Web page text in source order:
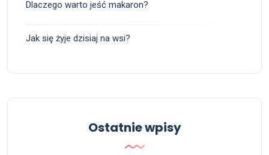
Dlaczego warto jeść makaron?
Jak się żyje dzisiaj na wsi?
Ostatnie wpisy